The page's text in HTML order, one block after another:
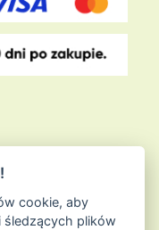
cookie, aby
śledzących plików